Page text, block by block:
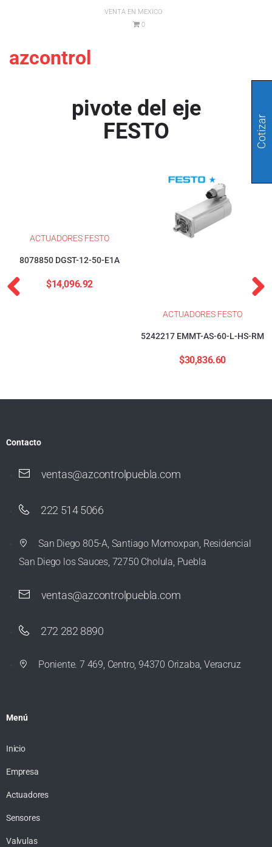
VENTA EN MEXICO
0
azcontrol
pivote del eje
FESTO
ACTUADORES FESTO
8078850 DGST-12-50-E1A
$14,096.92
ACTUADORES FESTO
5242217 EMMT-AS-60-L-HS-RM
$30,836.60
Contacto
ventas@azcontrolpuebla.com
222 514 5066
San Diego 805-A, Santiago Momoxpan, Residencial
San Diego los Sauces, 72750 Cholula, Puebla
ventas@azcontrolpuebla.com
272 282 8890
Poniente. 7 469, Centro, 94370 Orizaba, Veracruz
Menú
Inicio
Empresa
Actuadores
Sensores
Valvulas
Cotizar